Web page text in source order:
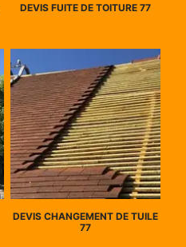
DEVIS FUITE DE TOITURE 77
DEVIS CHANGEMENT DE TUILE
77